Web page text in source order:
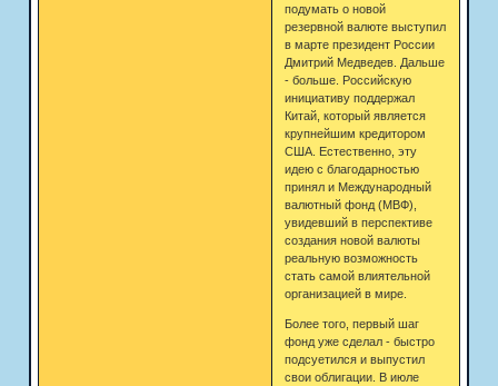
подумать о новой
резервной валюте выступил
в марте президент России
Дмитрий Медведев. Дальше
- больше. Российскую
инициативу поддержал
Китай, который является
крупнейшим кредитором
США. Естественно, эту
идею с благодарностью
принял и Международный
валютный фонд (МВФ),
увидевший в перспективе
создания новой валюты
реальную возможность
стать самой влиятельной
организацией в мире.
Более того, первый шаг
фонд уже сделал - быстро
подсуетился и выпустил
свои облигации. В июле